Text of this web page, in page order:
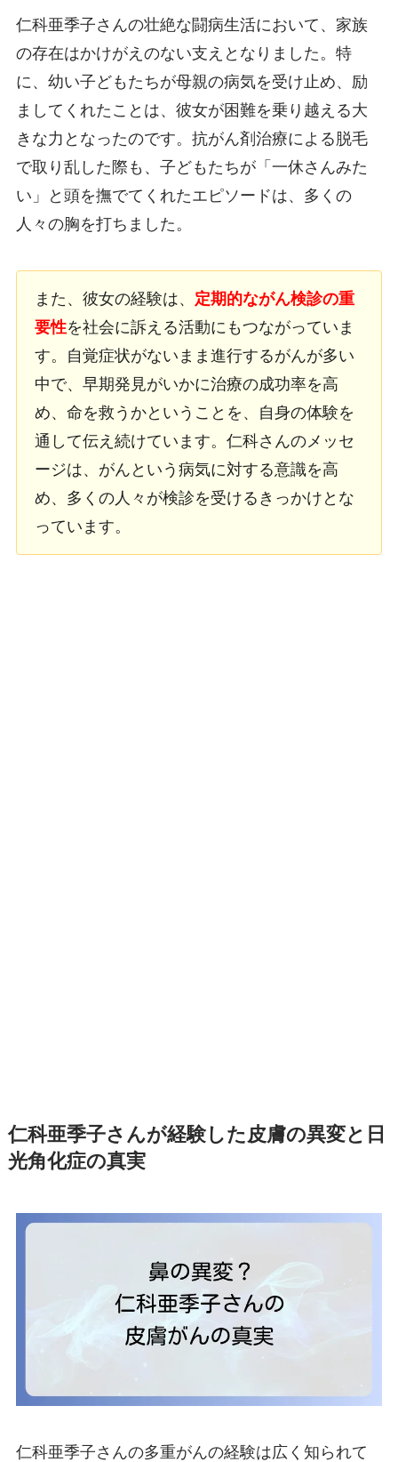
仁科亜季子さんの壮絶な闘病生活において、家族
の存在はかけがえのない支えとなりました。特
に、幼い子どもたちが母親の病気を受け止め、励
ましてくれたことは、彼女が困難を乗り越える大
きな力となったのです。抗がん剤治療による脱毛
で取り乱した際も、子どもたちが「一休さんみた
い」と頭を撫でてくれたエピソードは、多くの
人々の胸を打ちました。
また、彼女の経験は、 定期的ながん検診の重
要性を社会に訴える活動にもつながっていま
す。自覚症状がないまま進行するがんが多い
中で、早期発見がいかに治療の成功率を高
め、命を救うかということを、自身の体験を
通して伝え続けています。仁科さんのメッセ
ージは、がんという病気に対する意識を高
め、多くの人々が検診を受けるきっかけとな
っています。
仁科亜季子さんが経験した皮膚の異変と日
光角化症の真実
仁科亜季子さんの多重がんの経験は広く知られて